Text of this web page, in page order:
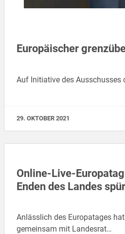
Europäischer
Auf Initiative des Ausschusses
29. OKTOBER 2021
Online-Live-
Enden des Landes
Anlässlich des Europatages
gemeinsam mit Landesrat…